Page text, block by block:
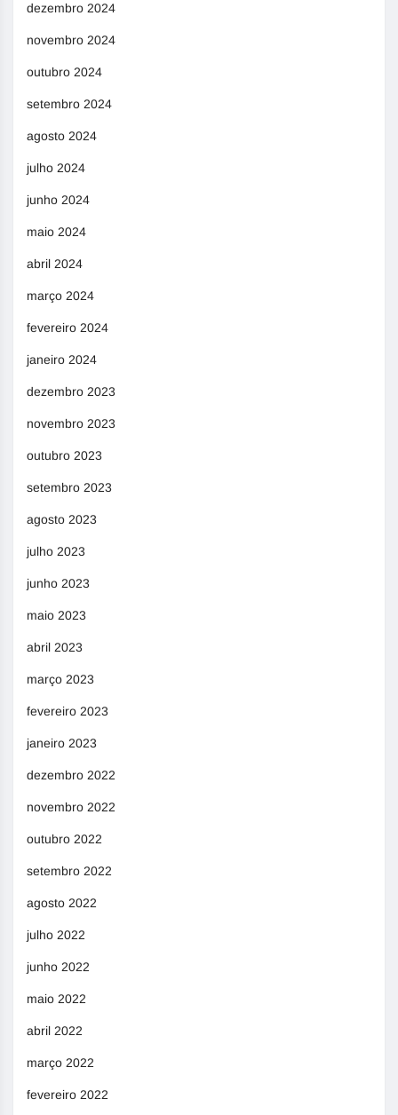
dezembro 2024
novembro 2024
outubro 2024
setembro 2024
agosto 2024
julho 2024
junho 2024
maio 2024
abril 2024
março 2024
fevereiro 2024
janeiro 2024
dezembro 2023
novembro 2023
outubro 2023
setembro 2023
agosto 2023
julho 2023
junho 2023
maio 2023
abril 2023
março 2023
fevereiro 2023
janeiro 2023
dezembro 2022
novembro 2022
outubro 2022
setembro 2022
agosto 2022
julho 2022
junho 2022
maio 2022
abril 2022
março 2022
fevereiro 2022